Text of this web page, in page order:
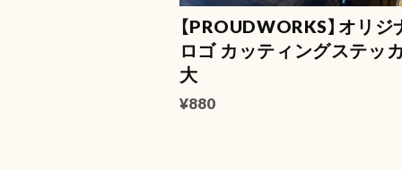
【PROUDWORKS】オリジ
ロゴ カッティングステッ
大
¥880